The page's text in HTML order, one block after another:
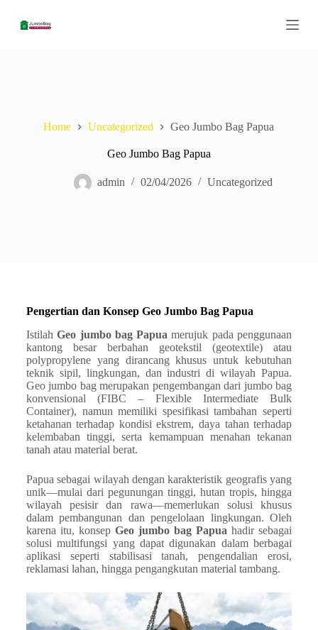
Home Uncategorized Geo Jumbo Bag Papua
Geo Jumbo Bag Papua
admin 02/04/2026 Uncategorized
Pengertian dan Konsep Geo Jumbo Bag Papua
IstilahGeo jumbo bag Papua merujuk pada penggunaan
kantong besar berbahan geotekstil (geotextile) atau
polypropylene yang dirancang khusus untuk kebutuhan
teknik sipil, lingkungan, dan industri di wilayah Papua.
Geo jumbo bag merupakan pengembangan dari jumbo bag
konvensional (FIBC – Flexible Intermediate Bulk
Container), namun memiliki spesifikasi tambahan seperti
ketahanan terhadap kondisi ekstrem, daya tahan terhadap
kelembaban tinggi, serta kemampuan menahan tekanan
tanah atau material berat.
Papua sebagai wilayah dengan karakteristik geografis yang
unik—mulai dari pegunungan tinggi, hutan tropis, hingga
wilayah pesisir dan rawa—memerlukan solusi khusus
dalam pembangunan dan pengelolaan lingkungan. Oleh
karena itu, konsep Geo jumbo bag Papua hadir sebagai
solusi multifungsi yang dapat digunakan dalam berbagai
aplikasi seperti stabilisasi tanah, pengendalian erosi,
reklamasi lahan, hingga pengangkutan material tambang.